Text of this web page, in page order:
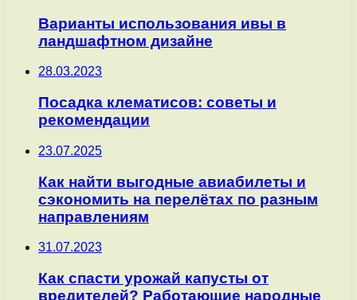
Варианты использования ивы в
ландшафтном дизайне
28.03.2023
Посадка клематисов: советы и
рекомендации
23.07.2025
Как найти выгодные авиабилеты и
сэкономить на перелётах по разным
направлениям
31.07.2023
Как спасти урожай капусты от
вредителей? Работающие народные